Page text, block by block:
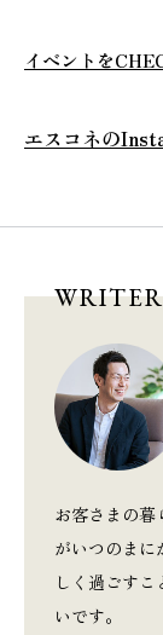
イベントを
エスコネの
WRITER
お客さまの暮
がいつのまに
しく過ごす
いです。